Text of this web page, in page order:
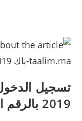
2019 بالرقم السري لمسار